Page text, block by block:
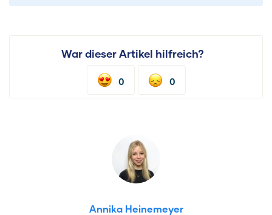
War dieser Artikel hilfreich?
0 0
Annika Heinemeyer